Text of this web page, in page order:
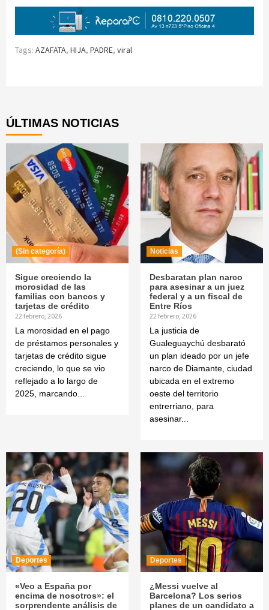
Tags: AZAFATA, HIJA, PADRE, viral
ÚLTIMAS NOTICIAS
(Sin categoría)
Sigue creciendo la
morosidad de las
familias con bancos y
tarjetas de crédito
22 febrero, 2026
La morosidad en el pago
de préstamos personales y
tarjetas de crédito sigue
creciendo, lo que se vio
reflejado a lo largo de
2025, marcando...
Noticias
Desbaratan plan narco
para asesinar a un juez
federal y a un fiscal de
Entre Ríos
22 febrero, 2026
La justicia de
Gualeguaychú desbarató
un plan ideado por un jefe
narco de Diamante, ciudad
ubicada en el extremo
oeste del territorio
entrerriano, para
asesinar...
Deportes
«Veo a España por
encima de nosotros»: el
sorprendente análisis de
Deportes
¿Messi vuelve al
Barcelona? Los serios
planes de un candidato a